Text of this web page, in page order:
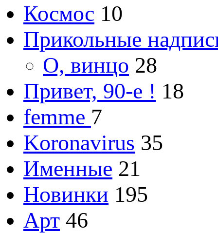
Космос 10
Прикольные
О, винцо 28
Привет, 90-е ! 18
femme 7
Koronavirus 35
Именные 21
Новинки 195
Арт 46